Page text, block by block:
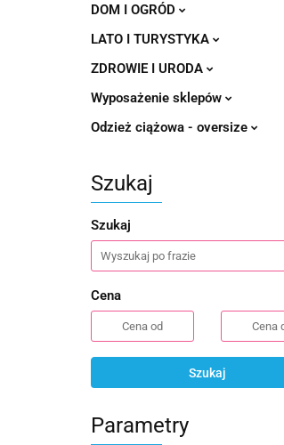
DOM I OGRÓD
LATO I TURYSTYKA
ZDROWIE I URODA
Wyposażenie sklepów
Odzież ciążowa - oversize
Szukaj
Szukaj
Cena
Szukaj
Parametry